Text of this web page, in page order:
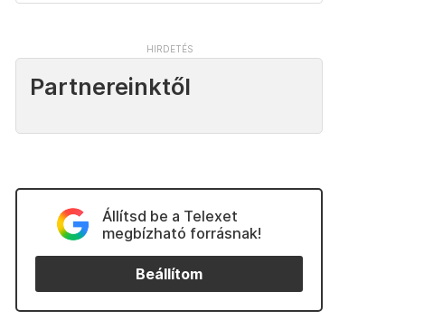
Partnereinktől
Állítsd be a Telexet
megbízható forrásnak!
Beállítom